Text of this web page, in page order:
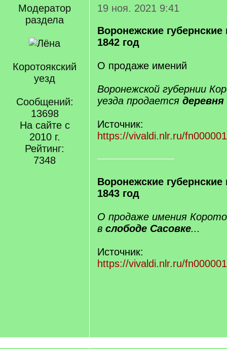
Модератор
раздела
Коротоякский
уезд
Сообщений:
13698
На сайте с
2010 г.
Рейтинг:
7348
19 ноя. 2021 9:41
Воронежские
1842 год
О продаже имений
Воронежской губернии
уезда продается деревня
Источник:
https://vivaldi.nlr.ru/
Воронежские
1843 год
О продаже имения
в слободе Сасовке...
Источник:
https://vivaldi.nlr.ru/